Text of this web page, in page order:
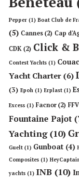
Pepper (1) Boat Club de
(5) Cannes (2) Cap
CDK (2) Click &
Contest Yachts (1)
Yacht Charter (6)
(3) Epoh (1) Erplast(1)
Excess (1) Facnor(2) FFV
Fountaine Pajot
Yachting(10)
Guelt(1) Gunboat (4)
Composites (1)
yachts (1) INB (10)